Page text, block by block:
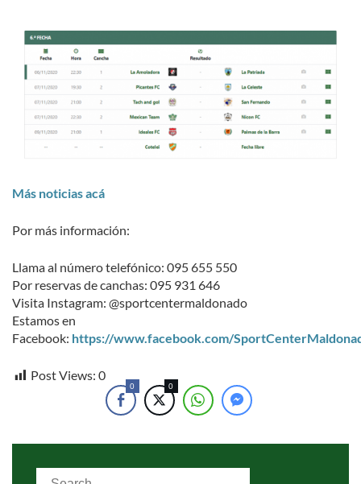
Más noticias acá
Por más información:
Llama al número telefónico: 095 655 550
Por reservas de canchas: 095 931 646
Visita Instagram: @sportcentermaldonado
Estamos en
Facebook: https://www.facebook.com/
Post Views: 0
0 0
Search